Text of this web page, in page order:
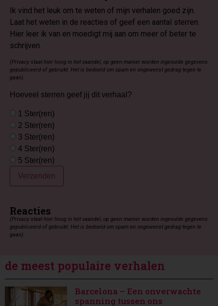
Ik vind het leuk om te weten of mijn verhalen goed zijn.
Laat het weten in de reacties of geef een aantal sterren.
Hier leer ik van en moedigt mij aan om meer of beter te
schrijven.
(Privacy staat hier hoog in het vaandel, op geen manier worden ingevulde gegevens
gepubliceerd of gebruikt. Het is bedoeld om spam en ongewenst gedrag tegen te
gaan).
Hoeveel sterren geef jij dit verhaal?
1 Ster(ren)
2 Ster(ren)
3 Ster(ren)
4 Ster(ren)
5 Ster(ren)
Verzenden
Reacties
(Privacy staat hier hoog in het vaandel, op geen manier worden ingevulde gegevens
gepubliceerd of gebruikt. Het is bedoeld om spam en ongewenst gedrag tegen te
gaan).
de meest populaire verhalen
Barcelona – Een onverwachte
spanning tussen ons